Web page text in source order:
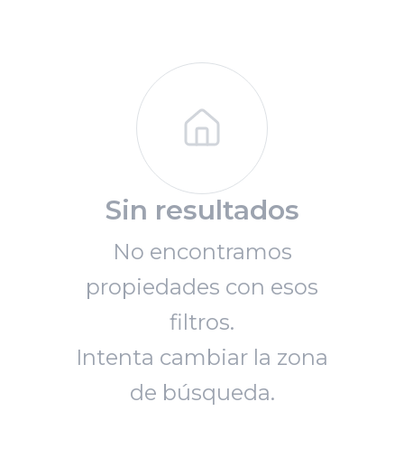
Sin resultados
No encontramos
propiedades con esos
filtros.
Intenta cambiar la zona
de búsqueda.